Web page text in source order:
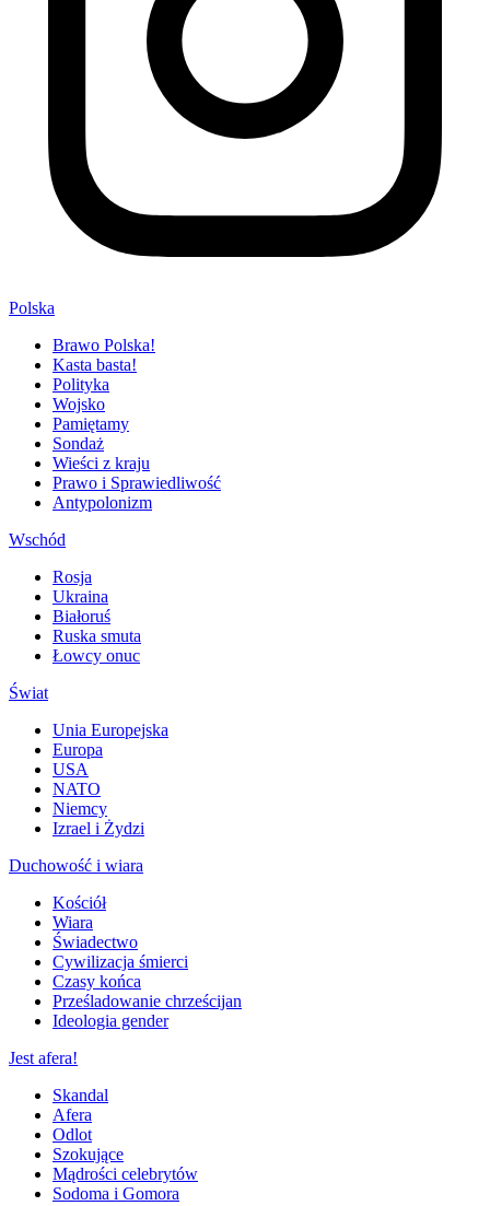
Polska
Brawo Polska!
Kasta basta!
Polityka
Wojsko
Pamiętamy
Sondaż
Wieści z kraju
Prawo i Sprawiedliwość
Antypolonizm
Wschód
Rosja
Ukraina
Białoruś
Ruska smuta
Łowcy onuc
Świat
Unia Europejska
Europa
USA
NATO
Niemcy
Izrael i Żydzi
Duchowość i wiara
Kościół
Wiara
Świadectwo
Cywilizacja śmierci
Czasy końca
Prześladowanie chrześcijan
Ideologia gender
Jest afera!
Skandal
Afera
Odlot
Szokujące
Mądrości celebrytów
Sodoma i Gomora